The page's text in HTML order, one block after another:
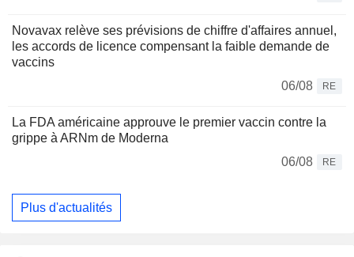
Novavax relève ses prévisions de chiffre d'affaires annuel,
les accords de licence compensant la faible demande de
vaccins
06/08
RE
La FDA américaine approuve le premier vaccin contre la
grippe à ARNm de Moderna
06/08
RE
Plus d'actualités